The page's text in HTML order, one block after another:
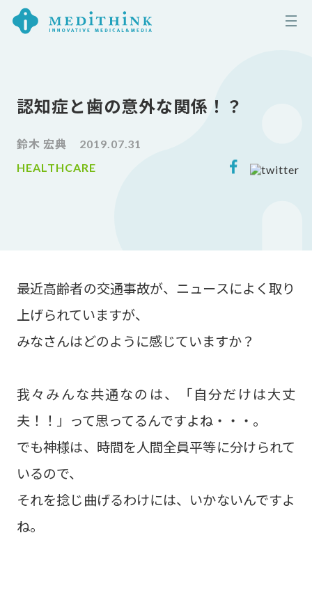
認知症と歯の意外な関係！？
鈴木 宏典
2019.07.31
HEALTHCARE
最近高齢者の交通事故が、ニュースによく取り
上げられていますが、
みなさんはどのように感じていますか？
我々みんな共通なのは、「自分だけは大丈
夫！！」って思ってるんですよね・・・。
でも神様は、時間を人間全員平等に分けられて
いるので、
それを捻じ曲げるわけには、いかないんですよ
ね。